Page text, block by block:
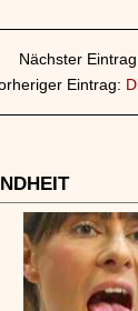
Nächster
Eintrag: